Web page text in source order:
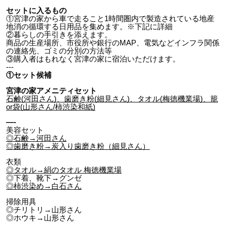
セットに入るもの
①宮津の家から車で走ること1時間圏内で製造されている地産
地消の循環する日用品を集めます。※下記に詳細
②暮らしの手引きを添えます。
商品の生産場所、市役所や銀行のMAP、電気などインフラ関係
の連絡先、ゴミの分別の方法等
③購入者はもれなく宮津の家に宿泊いただけます。
---
①セット候補
宮津の家アメニティセット
石鹸(河田さん)、歯磨き粉(細見さん)、タオル(梅徳機業場)、籠
or袋(山形さん/柿渋染和紙)
—-
美容セット
◎石鹸→河田さん
◎歯磨き粉→炭入り歯磨き粉（細見さん）
衣類
◎タオル→絹のタオル 梅徳機業場
◎下着、靴下→グンゼ
◎柿渋染め→白石さん
掃除用具
◎チリトリ→山形さん
◎ホウキ→山形さん